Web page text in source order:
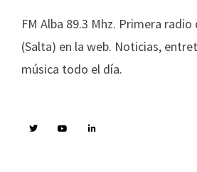
FM Alba 89.3 Mhz. Primera
(Salta) en la web. Noticias,
música todo el día.